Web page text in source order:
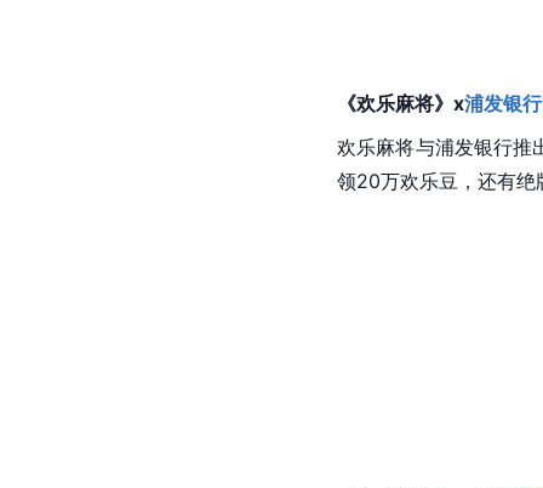
《欢乐麻将》x浦发银行
欢乐麻将与浦发银行推
领20万欢乐豆，还有绝